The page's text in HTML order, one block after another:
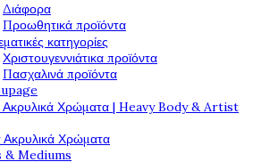
Διάφορα
Προωθητικά προϊόντα
κατηγορίες
Χριστουγεννιάτικα προϊόντα
Πασχαλινά προϊόντα
Ακρυλικά Χρώματα | Heavy Body & Artist
Χρώματα
& Mediums